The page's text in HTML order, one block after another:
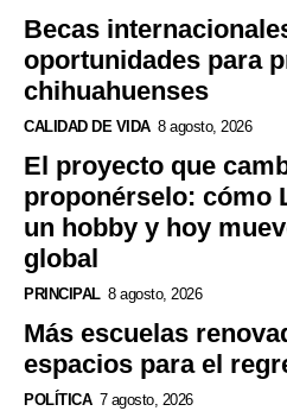
Becas
oportunidades para
chihuahuenses
CALIDAD DE VIDA 8 agosto, 2026
El proyecto que
proponérselo: cómo
un hobby y hoy
global
PRINCIPAL 8 agosto, 2026
Más escuelas
espacios para el
POLÍTICA 7 agosto, 2026